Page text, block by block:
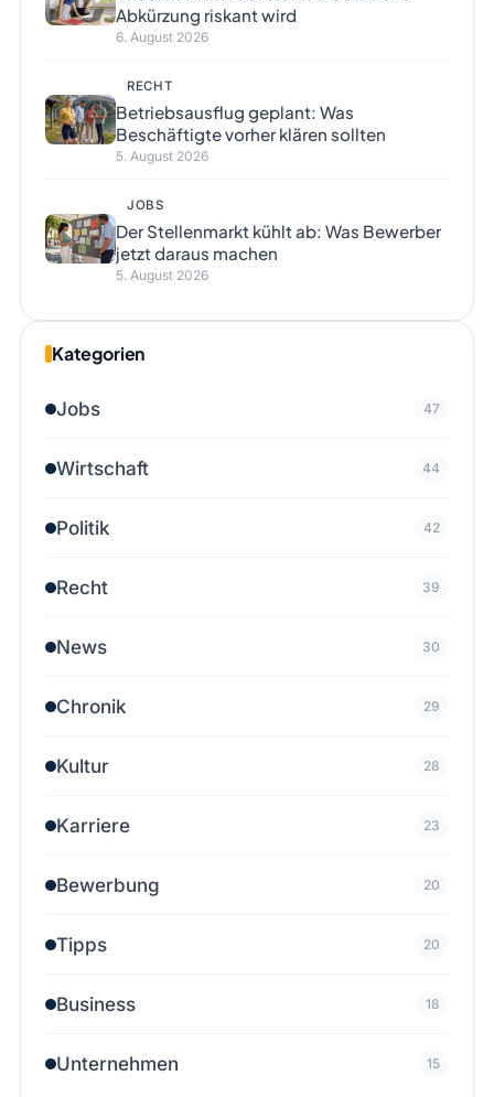
Abkürzung riskant wird
6. August 2026
RECHT
Betriebsausflug geplant: Was
Beschäftigte vorher klären sollten
5. August 2026
JOBS
Der Stellenmarkt kühlt ab: Was Bewerber
jetzt daraus machen
5. August 2026
Kategorien
Jobs 47
Wirtschaft 44
Politik 42
Recht 39
News 30
Chronik 29
Kultur 28
Karriere 23
Bewerbung 20
Tipps 20
Business 18
Unternehmen 15